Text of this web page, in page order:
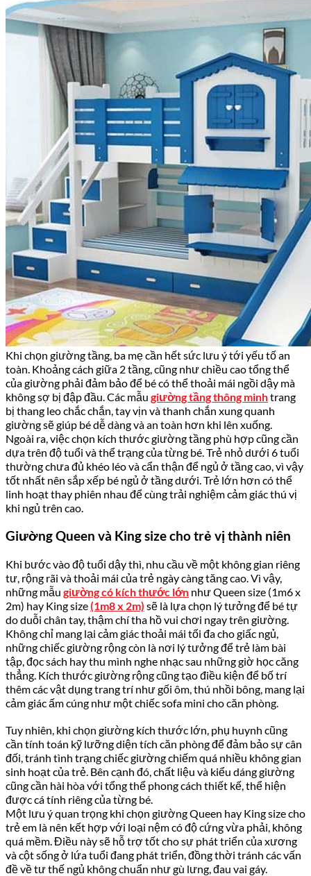
Khi chọn giường tầng, ba mẹ cần hết sức lưu ý tới yếu tố an
toàn. Khoảng cách giữa 2 tầng, cũng như chiều cao tổng thể
của giường phải đảm bảo để bé có thể thoải mái ngồi dậy mà
không sợ bị đập đầu. Các mẫu giường tầng thông minhtrang
bị thang leo chắc chắn, tay vịn và thanh chắn xung quanh
giường sẽ giúp bé dễ dàng và an toàn hơn khi lên xuống.
Ngoài ra, việc chọn kích thước giường tầng phù hợp cũng cần
dựa trên độ tuổi và thể trạng của từng bé. Trẻ nhỏ dưới 6 tuổi
thường chưa đủ khéo léo và cẩn thận để ngủ ở tầng cao, vì vậy
tốt nhất nên sắp xếp bé ngủ ở tầng dưới. Trẻ lớn hơn có thể
linh hoạt thay phiên nhau để cùng trải nghiệm cảm giác thú vị
khi ngủ trên cao.
Giường Queen và King size cho trẻ vị thành niên
Khi bước vào độ tuổi dậy thì, nhu cầu về một không gian riêng
tư, rộng rãi và thoải mái của trẻ ngày càng tăng cao. Vì vậy,
những mẫu giường có kích thước lớn như Queen size (1m6 x
2m) hay King size(1m8 x 2m) sẽ là lựa chọn lý tưởng để bé tự
do duỗi chân tay, thậm chí tha hồ vui chơi ngay trên giường.
Không chỉ mang lại cảm giác thoải mái tối đa cho giấc ngủ,
những chiếc giường rộng còn là nơi lý tưởng để trẻ làm bài
tập, đọc sách hay thu mình nghe nhạc sau những giờ học căng
thẳng. Kích thước giường rộng cũng tạo điều kiện để bố trí
thêm các vật dụng trang trí như gối ôm, thú nhồi bông, mang lại
cảm giác ấm cúng như một chiếc sofa mini cho căn phòng.
Tuy nhiên, khi chọn giường kích thước lớn, phụ huynh cũng
cần tính toán kỹ lưỡng diện tích căn phòng để đảm bảo sự cân
đối, tránh tình trạng chiếc giường chiếm quá nhiều không gian
sinh hoạt của trẻ. Bên cạnh đó, chất liệu và kiểu dáng giường
cũng cần hài hòa với tổng thể phong cách thiết kế, thể hiện
được cá tính riêng của từng bé.
Một lưu ý quan trọng khi chọn giường Queen hay King size cho
trẻ em là nên kết hợp với loại nệm có độ cứng vừa phải, không
quá mềm. Điều này sẽ hỗ trợ tốt cho sự phát triển của xương
và cột sống ở lứa tuổi đang phát triển, đồng thời tránh các vấn
đề về tư thế ngủ không chuẩn như gù lưng, đau vai gáy.